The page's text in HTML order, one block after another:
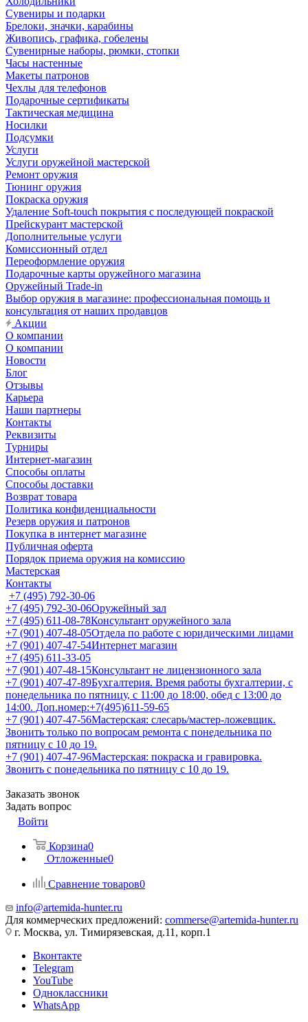
Сувениры и подарки
Брелоки, значки, карабины
Живопись, графика, гобелены
Сувенирные наборы, рюмки, стопки
Часы настенные
Макеты патронов
Чехлы для телефонов
Подарочные сертификаты
Тактическая медицина
Носилки
Подсумки
Услуги
Услуги оружейной мастерской
Ремонт оружия
Тюнинг оружия
Покраска оружия
Удаление Soft-touch покрытия с последующей покраской
Прейскурант мастерской
Дополнительные услуги
Комиссионный отдел
Переоформление оружия
Подарочные карты оружейного магазина
Оружейный Trade-in
Выбор оружия в магазине: профессиональная помощь и
консультация от наших продавцов
Акции
О компании
О компании
Новости
Блог
Отзывы
Карьера
Наши партнеры
Контакты
Реквизиты
Турниры
Интернет-магазин
Способы оплаты
Способы доставки
Возврат товара
Политика конфиденциальности
Резерв оружия и патронов
Покупка в интернет магазине
Публичная оферта
Порядок приема оружия на комиссию
Мастерская
Контакты
+7 (495) 792-30-06
+7 (495) 792-30-06Оружейный зал
+7 (495) 611-08-78Консультант оружейного зала
+7 (901) 407-48-05Отдела по работе с юридическими лицами
+7 (901) 407-47-54Интернет магазин
+7 (495) 611-33-05
+7 (901) 407-48-15Консультант не лицензионного зала
+7 (901) 407-47-89Бухгалтерия. Время работы бухгалтерии, с
понедельника по пятницу, с 11:00 до 18:00, обед с 13:00 до
14:00. Доп.номер:+7(495)611-59-65
+7 (901) 407-47-56Мастерская: слесарь/мастер-ложевщик.
Звонить только по вопросам ремонта с понедельника по
пятницу с 10 до 19.
+7 (901) 407-47-96Мастерская: покраска и гравировка.
Звонить с понедельника по пятницу с 10 до 19.
Заказать звонок
Задать вопрос
Войти
Корзина0
Отложенные0
Сравнение товаров0
info@artemida-hunter.ru
Для коммерческих предложений: commerse@artemida-hunter.ru
г. Москва, ул. Тимирязевская, д.11, корп.1
Вконтакте
Telegram
YouTube
Одноклассники
WhatsApp